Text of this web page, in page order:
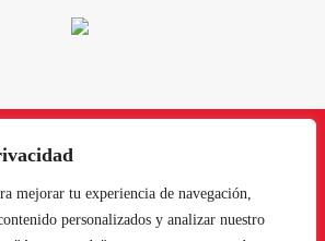
mejorar tu experiencia de navegación,
personalizados y analizar nuestro
X LinkedInPinterestYouTube